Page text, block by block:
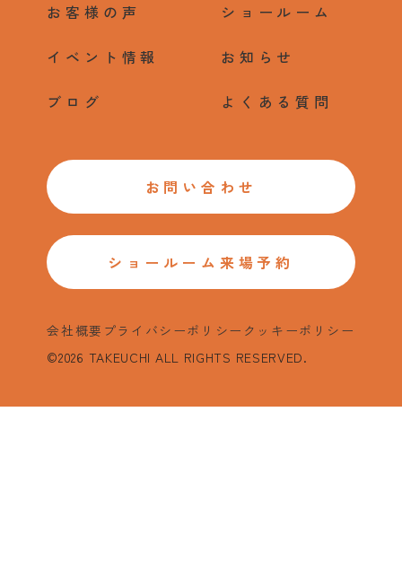
お客様の声 ショールーム
イベント情報 お知らせ
ブログ よくある質問
お問い合わせ
ショールーム来場予約
会社概要 プライバシーポリシー クッキーポリシー
©2026 TAKEUCHI ALL RIGHTS RESERVED.